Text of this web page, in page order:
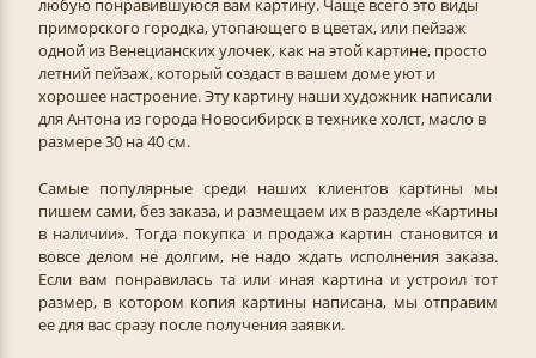
любую понравившуюся вам картину. Чаще всего это виды
приморского городка, утопающего в цветах, или пейзаж
одной из Венецианских улочек, как на этой картине, просто
летний пейзаж, который создаст в вашем доме уют и
хорошее настроение. Эту картину наши художник написали
для Антона из города Новосибирск в технике холст, масло в
размере 30 на 40 см.
Самые популярные среди наших клиентов картины мы
пишем сами, без заказа, и размещаем их в разделе «Картины
в наличии». Тогда покупка и продажа картин становится и
вовсе делом не долгим, не надо ждать исполнения заказа.
Если вам понравилась та или иная картина и устроил тот
размер, в котором копия картины написана, мы отправим
ее для вас сразу после получения заявки.